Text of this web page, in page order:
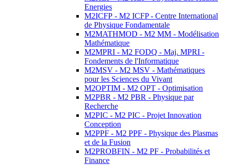
Energies
M2ICFP - M2 ICFP - Centre International
de Physique Fondamentale
M2MATHMOD - M2 MM - Modélisation
Mathématique
M2MPRI - M2 FODQ - Maj. MPRI -
Fondements de l'Informatique
M2MSV - M2 MSV - Mathématiques
pour les Sciences du Vivant
M2OPTIM - M2 OPT - Optimisation
M2PBR - M2 PBR - Physique par
Recherche
M2PIC - M2 PIC - Projet Innovation
Conception
M2PPF - M2 PPF - Physique des Plasmas
et de la Fusion
M2PROBFIN - M2 PF - Probabilités et
Finance